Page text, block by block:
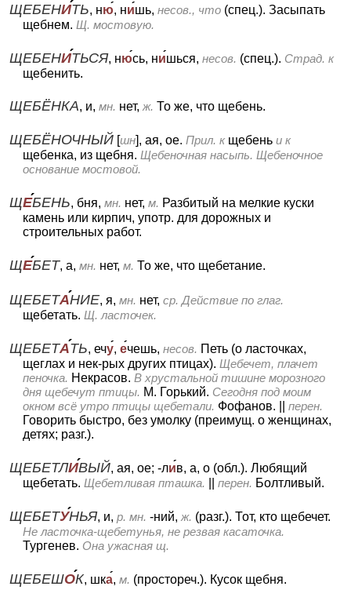
ЩЕБЕНИТЬ, ню, нишь, несов., что (спец.). Засыпать
щебнем. Щ. мостовую.
ЩЕБЕНИТЬСЯ, нюсь, нишься, несов. (спец.). Страд. к
щебенить.
ЩЕБЁНКА, и, мн. нет, ж. То же, что щебень.
ЩЕБЁНОЧНЫЙ [шн], ая, ое. Прил. к щебень и к
щебенка, из щебня. Щебеночная насыпь. Щебеночное
основание мостовой.
ЩЕБЕНЬ, бня, мн. нет, м. Разбитый на мелкие куски
камень или кирпич, употр. для дорожных и
строительных работ.
ЩЕБЕТ, а, мн. нет, м. То же, что щебетание.
ЩЕБЕТАНИЕ, я, мн. нет, ср. Действие по глаг.
щебетать. Щ. ласточек.
ЩЕБЕТАТЬ, ечу, ечешь, несов. Петь (о ласточках,
щеглах и нек-рых других птицах). Щебечет, плачет
пеночка. Некрасов. В хрустальной тишине морозного
дня щебечут птицы. М. Горький. Сегодня под моим
окном всё утро птицы щебетали. Фофанов.
перен.
Говорить быстро, без умолку (преимущ. о женщинах,
детях; разг.).
ЩЕБЕТЛИВЫЙ, ая, ое; -лив, а, о (обл.). Любящий
щебетать. Щебетливая пташка. перен. Болтливый.
ЩЕБЕТУНЬЯ, и, р. мн. -ний, ж. (разг.). Тот, кто щебечет.
Не ласточка-щебетунья, не резвая касаточка.
Тургенев. Она ужасная щ.
ЩЕБЕШОК, шка, м. (простореч.). Кусок щебня.